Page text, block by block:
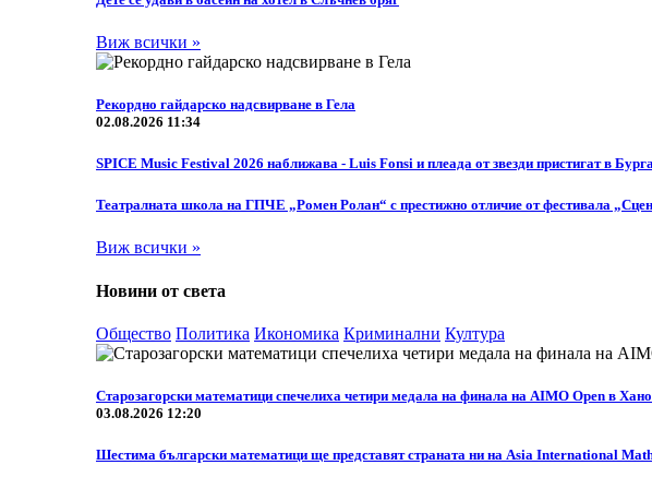
Виж всички »
Рекордно гайдарско надсвирване в Гела
02.08.2026 11:34
SPICE Music Festival 2026 наближава - Luis Fonsi и плеада от звезди пристигат в
Театралната школа на ГПЧЕ „Ромен Ролан“ с престижно отличие от фестивала
Виж всички »
Новини от света
Общество Политика Икономика Криминални Култура
Старозагорски математици спечелиха четири медала на финала на AIMO Open в
03.08.2026 12:20
Шестима български математици ще представят страната ни на Asia International